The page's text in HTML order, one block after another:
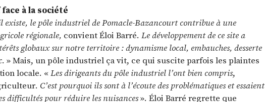
à la société
existe, le pôle industriel de Pomacle-Bazancourt contribue à une
régionale, convient Éloi Barré. Le développement de ce site a
globaux sur notre territoire : dynamisme local, embauches, desserte
» Mais, un pôle industriel ça vit, ce qui suscite parfois les plaintes
locale. «Les dirigeants du pôle industriel l’ont bien compris,
C’est pourquoi ils sont à l’écoute des problématiques et essaient
difficultés pour réduire les nuisances». Éloi Barré regrette que